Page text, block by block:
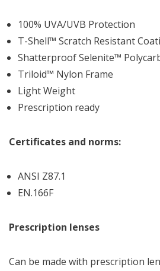
100% UVA/UVB Protection
T-Shell™ Scratch Resistant
Shatterproof Selenite™
Triloid™ Nylon Frame
Light Weight
Prescription ready
Certificates and norms:
ANSI Z87.1
EN.166F
Prescription lenses
Can be made with prescription